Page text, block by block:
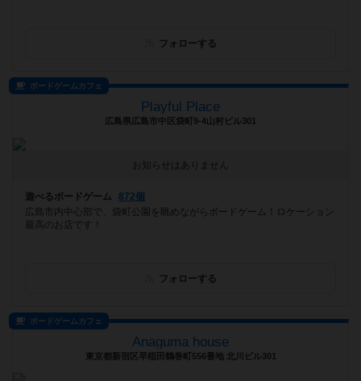
フォローする
ボードゲームカフェ
Playful Place
広島県広島市中区袋町9-4山村ビル301
お知らせはありません
遊べるボードゲーム
872個
広島市内中心部で、袋町公園を眺めながらボードゲーム！ロケーション
最高のお店です！
フォローする
ボードゲームカフェ
Anaguma house
東京都新宿区早稲田鶴巻町556番地 北川ビル301